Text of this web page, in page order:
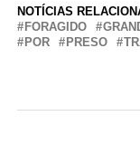
NOTÍCIAS
FORAGIDO
POR
PRESO